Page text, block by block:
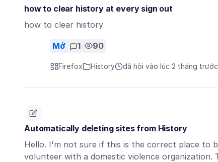
how to clear history at every sign out
how to clear history
Mở 1 90
Firefox History đã hỏi vào lúc 2 tháng trước
Automatically deleting sites from History
Hello. I'm not sure if this is the correct place to
volunteer with a domestic violence organization.